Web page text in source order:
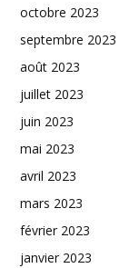
octobre 2023
septembre 2023
août 2023
juillet 2023
juin 2023
mai 2023
avril 2023
mars 2023
février 2023
janvier 2023